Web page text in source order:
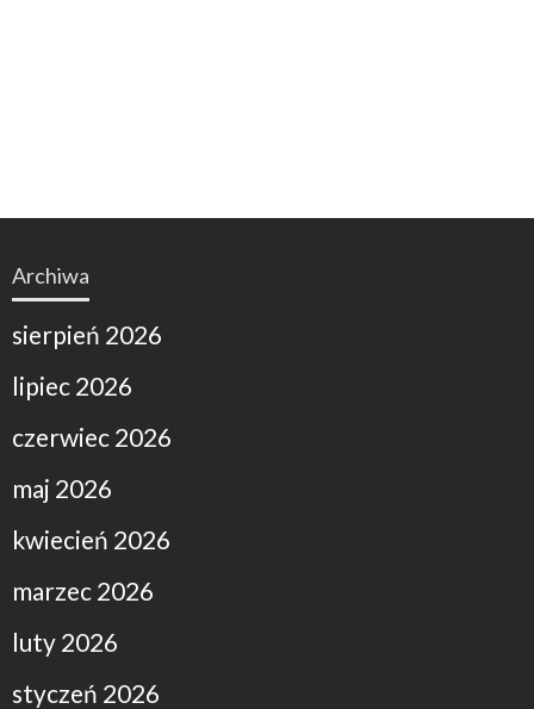
Archiwa
sierpień 2026
lipiec 2026
czerwiec 2026
maj 2026
kwiecień 2026
marzec 2026
luty 2026
styczeń 2026